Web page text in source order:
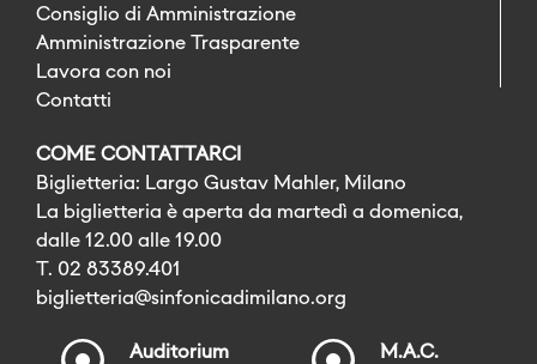
Consiglio di Amministrazione
Amministrazione Trasparente
Lavora con noi
Contatti
COME CONTATTARCI
Biglietteria: Largo Gustav Mahler, Milano
La biglietteria è aperta da martedì a domenica,
dalle 12.00 alle 19.00
T. 02 83389.401
biglietteria@sinfonicadimilano.org
Auditorium
M.A.C.